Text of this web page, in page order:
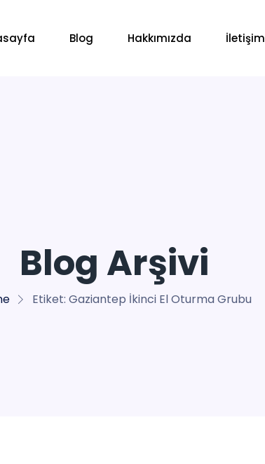
Blog Hakkımızda İletişim
Blog Arşivi
Etiket: Gaziantep İkinci El Oturma Grubu